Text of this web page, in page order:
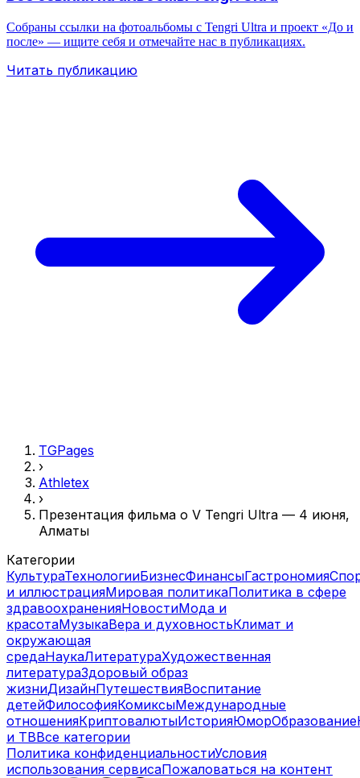
Собраны ссылки на фотоальбомы с Tengri Ultra и проект «До и
после» — ищите себя и отмечайте нас в публикациях.
Читать публикацию
TGPages
›
Athletex
›
Презентация фильма о V Tengri Ultra — 4 июня,
Алматы
Категории
КультураТехнологииБизнесФинансыГастрономия
и иллюстрацияМировая политикаПолитика в сфере
здравоохраненияНовостиМода и
красотаМузыкаВера и духовностьКлимат и
окружающая
средаНаукаЛитератураХудожественная
литератураЗдоровый образ
жизниДизайнПутешествияВоспитание
детейФилософияКомиксыМеждународные
отношенияКриптовалютыИсторияЮморОбразование
и ТВВсе категории
Политика конфиденциальностиУсловия
использования сервисаПожаловаться на контент